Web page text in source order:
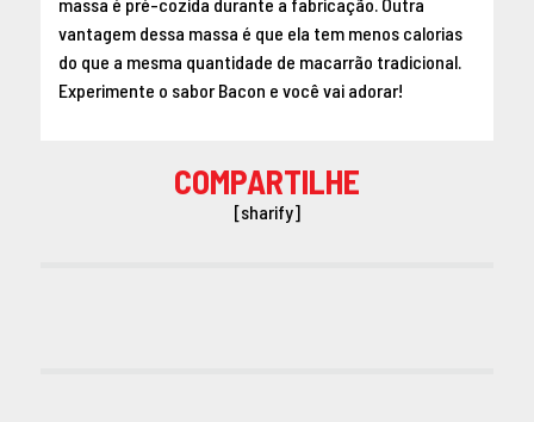
vantagem dessa massa é que ela tem menos calorias
do que a mesma quantidade de macarrão tradicional.
Experimente o sabor Bacon e você vai adorar!
COMPARTILHE
[sharify]